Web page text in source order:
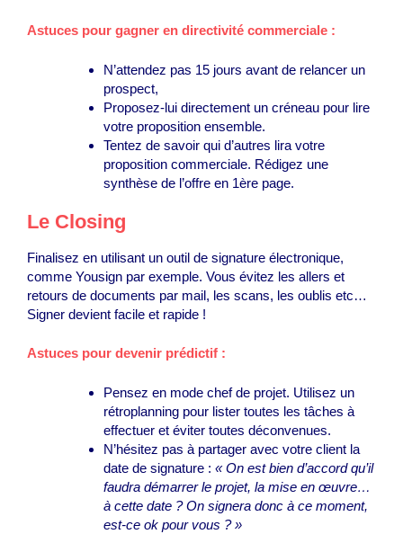
Astuces pour gagner en directivité commerciale :
N’attendez pas 15 jours avant de relancer un
prospect,
Proposez-lui directement un créneau pour lire
votre proposition ensemble.
Tentez de savoir qui d’autres lira votre
proposition commerciale. Rédigez une
synthèse de l’offre en 1ère page.
Le Closing
Finalisez en utilisant un outil de signature électronique,
comme Yousign par exemple. Vous évitez les allers et
retours de documents par mail, les scans, les oublis etc…
Signer devient facile et rapide !
Astuces pour devenir prédictif :
Pensez en mode chef de projet. Utilisez un
rétroplanning pour lister toutes les tâches à
effectuer et éviter toutes déconvenues.
N’hésitez pas à partager avec votre client la
date de signature : « On est bien d’accord qu’il
faudra démarrer le projet, la mise en œuvre…
à cette date ? On signera donc à ce moment,
est-ce ok pour vous ? »